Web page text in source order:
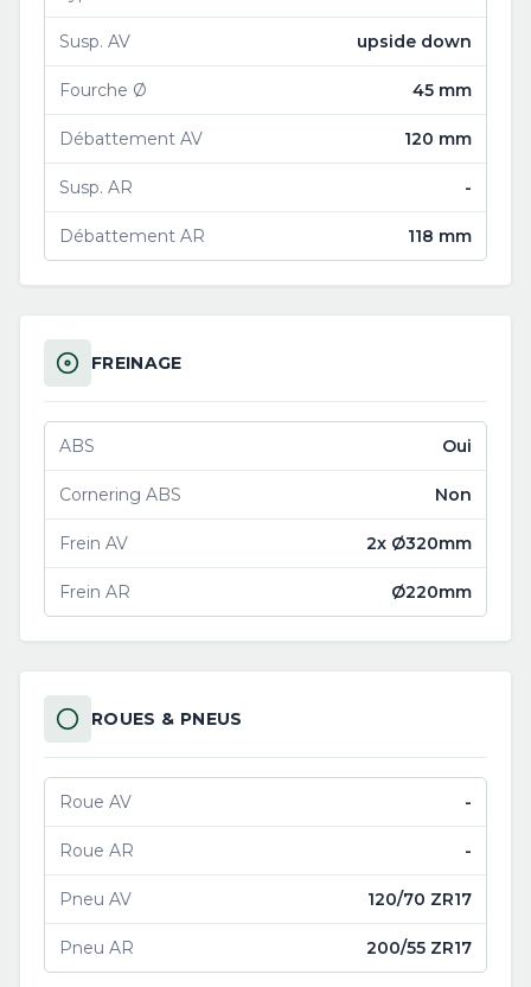
Susp. AV upside down
Fourche Ø 45 mm
Débattement AV 120 mm
Susp. AR -
Débattement AR 118 mm
FREINAGE
ABS Oui
Cornering ABS Non
Frein AV 2x Ø320mm
Frein AR Ø220mm
ROUES & PNEUS
Roue AV -
Roue AR -
Pneu AV 120/70 ZR17
Pneu AR 200/55 ZR17